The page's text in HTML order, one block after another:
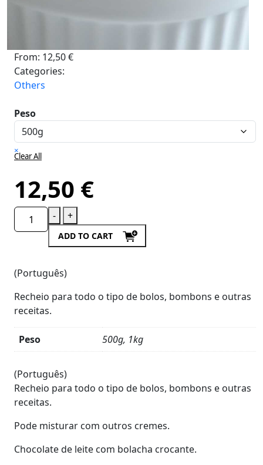
From: 12,50€
Categories:
Others
Peso
×
Clear All
12,50 €
- +
ADD TO CART
(Português)
Recheio para todo o tipo de bolos, bombons e outras
receitas.
Peso
500g, 1kg
Details
(Português)
Recheio para todo o tipo de bolos, bombons e outras
receitas.
Pode misturar com outros cremes.
Chocolate de leite com bolacha crocante.